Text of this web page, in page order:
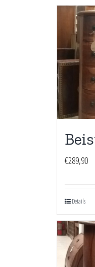
€289,90
Details